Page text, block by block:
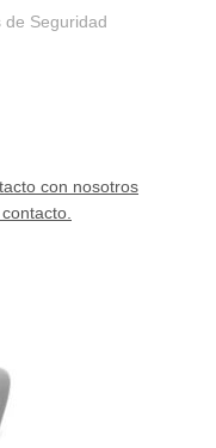
de Seguridad
con nosotros